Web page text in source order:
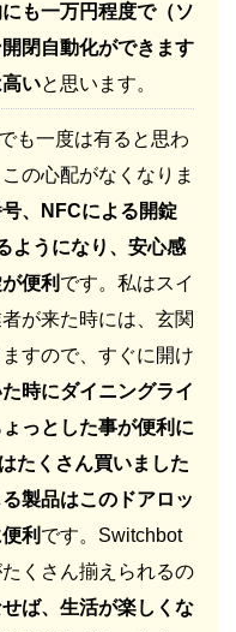
も一万円程度で（ソ
閉自動化ができます
いと思います。
も一度は有ると思わ
の心配がなくなりま
、NFCによる開錠
ようになり、安心感
便利 です。私はスイ
が来た時には、玄関
すので、すぐに開け
時にダイニングライ
っとした事が便利に
たくさん買いました
製品はこのドアロッ
利 です。Switchbot
くさん揃えられるの
ば、生活が楽しくな